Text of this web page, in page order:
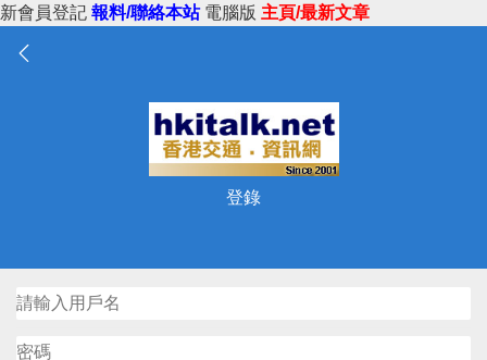
新會員登記 報料/聯絡本站 電腦版 主頁/最新文章
登錄